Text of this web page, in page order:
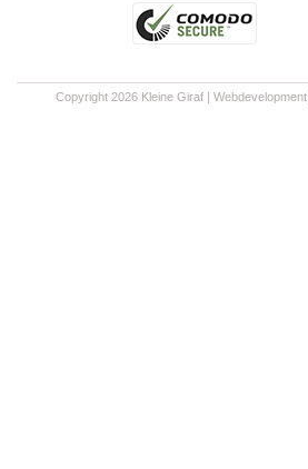
Copyright 2026 Kleine Giraf | Webdevelopment